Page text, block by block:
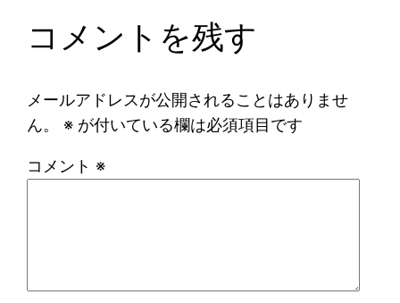
コメントを残す
メールアドレスが公開されることはありませ
ん。
※ が付いている欄は必須項目です
コメント ※